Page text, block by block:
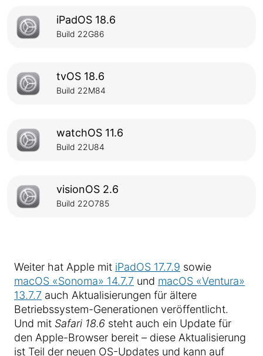
iPadOS 18.6
Build 22G86
tvOS 18.6
Build 22M84
watchOS 11.6
Build 22U84
visionOS 2.6
Build 22O785
Weiter hat Apple mit iPadOS 17.7.9 sowie
macOS «Sonoma» 14.7.7 und macOS «Ventura»
13.7.7 auch Aktualisierungen für ältere
Betriebssystem-Generationen veröffentlicht.
Und mit Safari 18.6 steht auch ein Update für
den Apple-Browser bereit – diese Aktualisierung
ist Teil der neuen OS-Updates und kann auf